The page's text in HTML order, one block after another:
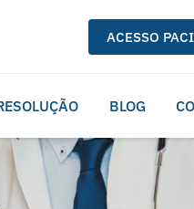
ACESSO
BLOG